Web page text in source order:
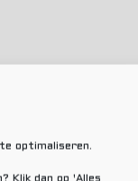
optimaliseren.